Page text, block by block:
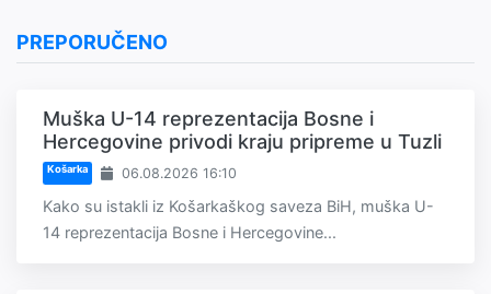
PREPORUČENO
Muška U-14 reprezentacija Bosne i
Hercegovine privodi kraju pripreme u Tuzli
Košarka 06.08.2026 16:10
Kako su istakli iz Košarkaškog saveza BiH, muška U-
14 reprezentacija Bosne i Hercegovine...